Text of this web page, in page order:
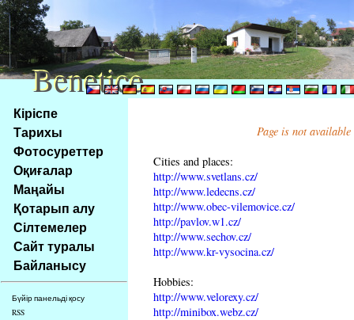
Na
obsah
stránky
Klávesové
zkratky
tomto
webu
základní
Hlavní
strana
Кіріспе
Тарихы
Фотосуреттер
Оқиғалар
Маңайы
Қотарып алу
Сілтемелер
Сайт туралы
Байланысу
Бүйір панельді қосу
RSS
Page is not
Cities and places:
http://www.svetlans.cz/
http://www.ledecns.cz/
http://www.obec-vilemovice.cz/
http://pavlov.w1.cz/
http://www.sechov.cz/
http://www.kr-vysocina.cz/
Hobbies:
http://www.velorexy.cz/
http://minibox.webz.cz/
Benetice
Benetice